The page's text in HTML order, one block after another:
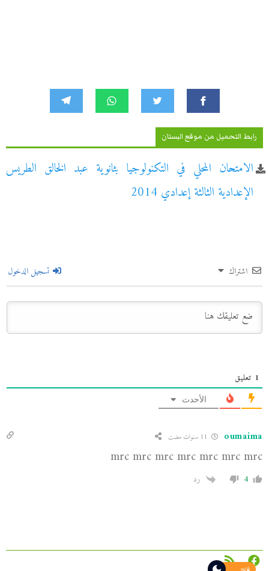
رابط التحميل من موقع البستان
الامتحان المحلي في التكنولوجيا بثانوية عبد الخالق الطريس
الإعدادية الثالثة إعدادي 2014
اشتراك تسجيل الدخول
1 تعليق
الأحدث
oumaima
mrc mrc mrc mrc mrc mrc mrc
4 رد
فاتح